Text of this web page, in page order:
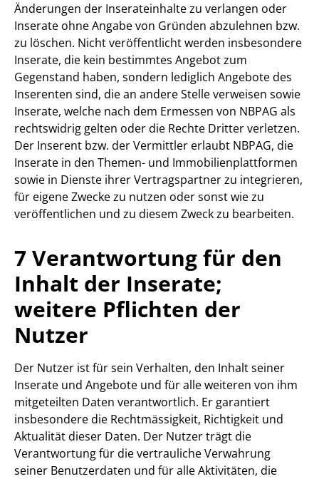
Änderungen der Inserateinhalte zu verlangen oder
Inserate ohne Angabe von Gründen abzulehnen bzw.
zu löschen. Nicht veröffentlicht werden insbesondere
Inserate, die kein bestimmtes Angebot zum
Gegenstand haben, sondern lediglich Angebote des
Inserenten sind, die an andere Stelle verweisen sowie
Inserate, welche nach dem Ermessen von NBPAG als
rechtswidrig gelten oder die Rechte Dritter verletzen.
Der Inserent bzw. der Vermittler erlaubt NBPAG, die
Inserate in den Themen- und Immobilienplattformen
sowie in Dienste ihrer Vertragspartner zu integrieren,
für eigene Zwecke zu nutzen oder sonst wie zu
veröffentlichen und zu diesem Zweck zu bearbeiten.
7 Verantwortung für den
Inhalt der Inserate;
weitere Pflichten der
Nutzer
Der Nutzer ist für sein Verhalten, den Inhalt seiner
Inserate und Angebote und für alle weiteren von ihm
mitgeteilten Daten verantwortlich. Er garantiert
insbesondere die Rechtmässigkeit, Richtigkeit und
Aktualität dieser Daten. Der Nutzer trägt die
Verantwortung für die vertrauliche Verwahrung
seiner Benutzerdaten und für alle Aktivitäten, die